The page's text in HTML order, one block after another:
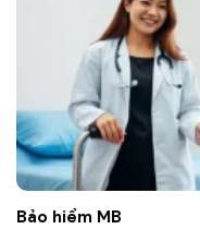
Bảo hiểm MB